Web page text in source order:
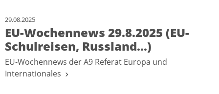
29.08.2025
EU-Wochennews 29.8.2025 (EU-
Schulreisen, Russland...)
EU-Wochennews der A9 Referat Europa und
Internationales